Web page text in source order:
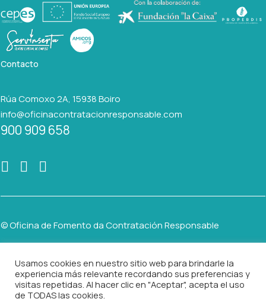
Contacto
Rúa Comoxo 2A, 15938 Boiro
info@oficinacontratacionresponsable.com
900 909 658
© Oficina de Fomento da Contratación Responsable
AVISO LEGAL
POLÍTICA DE PRIVACIDAD
Usamos cookies en nuestro sitio web para brindarle la
experiencia más relevante recordando sus preferencias y
visitas repetidas. Al hacer clic en "Aceptar", acepta el uso
de TODAS las cookies.